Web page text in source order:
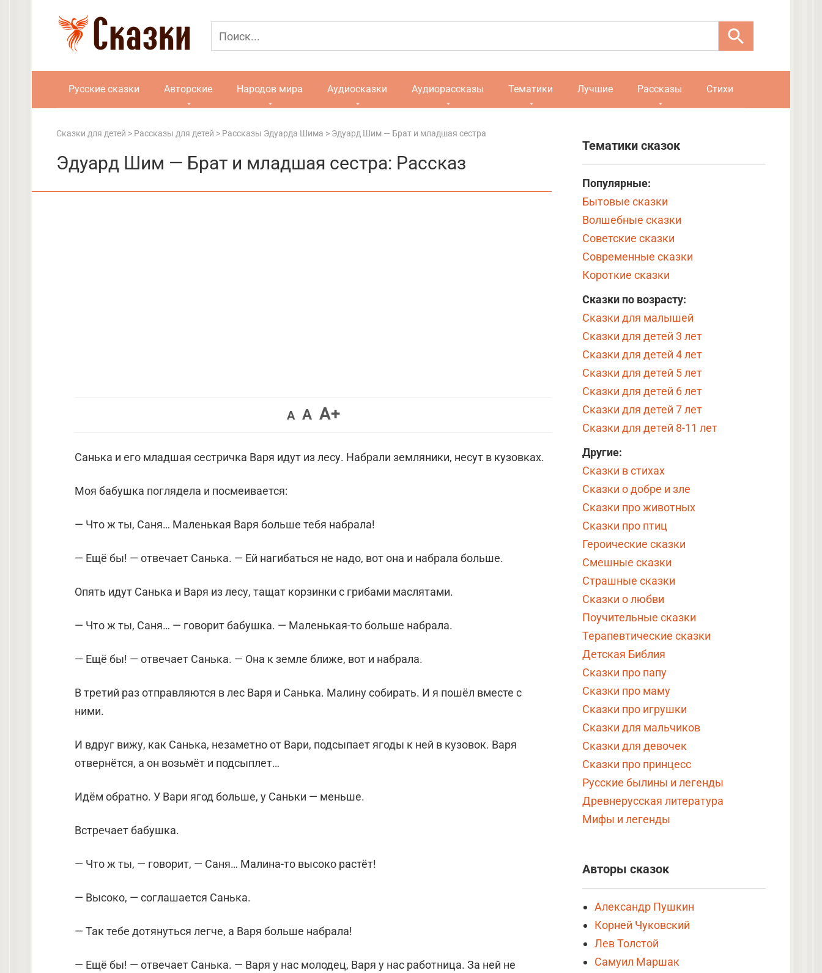
Русские сказки Авторские Народов мира Аудиосказки Аудиорассказы Тематики Лучшие Рассказы Стихи
Сказки для детей > Рассказы для детей > Рассказы Эдуарда Шима > Эдуард Шим — Брат и младшая сестра
Эдуард Шим — Брат и младшая сестра: Рассказ
AУменьшить
AВернуть
A+Увеличить
Санька и его младшая сестричка Варя идут из лесу. Набрали земляники, несут в кузовках.
Моя бабушка поглядела и посмеивается:
— Что ж ты, Саня… Маленькая Варя больше тебя набрала!
— Ещё бы! — отвечает Санька. — Ей нагибаться не надо, вот она и набрала больше.
Опять идут Санька и Варя из лесу, тащат корзинки с грибами маслятами.
— Что ж ты, Саня… — говорит бабушка. — Маленькая-то больше набрала.
— Ещё бы! — отвечает Санька. — Она к земле ближе, вот и набрала.
В третий раз отправляются в лес Варя и Санька. Малину собирать. И я пошёл вместе с
ними.
И вдруг вижу, как Санька, незаметно от Вари, подсыпает ягоды к ней в кузовок. Варя
отвернётся, а он возьмёт и подсыплет…
Идём обратно. У Вари ягод больше, у Саньки — меньше.
Встречает бабушка.
— Что ж ты, — говорит, — Саня… Малина-то высоко растёт!
— Высоко, — соглашается Санька.
— Так тебе дотянуться легче, а Варя больше набрала!
— Ещё бы! — отвечает Санька. — Варя у нас молодец, Варя у нас работница. За ней не
Тематики сказок
Популярные:
Бытовые сказки
Волшебные сказки
Советские сказки
Современные сказки
Короткие сказки
Сказки по возрасту:
Сказки для малышей
Сказки для детей 3 лет
Сказки для детей 4 лет
Сказки для детей 5 лет
Сказки для детей 6 лет
Сказки для детей 7 лет
Сказки для детей 8-11 лет
Другие:
Сказки в стихах
Сказки о добре и зле
Сказки про животных
Сказки про птиц
Героические сказки
Смешные сказки
Страшные сказки
Сказки о любви
Поучительные сказки
Терапевтические сказки
Детская Библия
Сказки про папу
Сказки про маму
Сказки про игрушки
Сказки для мальчиков
Сказки для девочек
Сказки про принцесс
Русские былины и легенды
Древнерусская литература
Мифы и легенды
Авторы сказок
Александр Пушкин
Корней Чуковский
Лев Толстой
Самуил Маршак